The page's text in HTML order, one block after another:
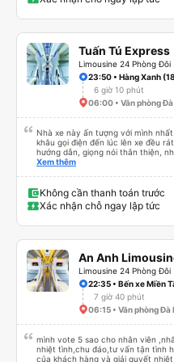
iu còn đổi cho mình phòng đơn
Tuấn Tú Express
Limousine 24 Phòng Đôi
23:50 • Hàng Xanh
6 giờ 10 phút
06:00 • Văn phòng
Nhà xe này ấn tượng với mình nhất
khâu gọi điện đến lúc lên xe đều
hướng dẫn, giọng nói thân thiện, nhẹ nhàng. Nằm trên xe
mái, chăn nệm nước suối đầy đủ.
nhưng các anh hướng dẫn mình
( vì đây là địa bàn của thế lực xe ôm
mình được chở xuống Ngã 3 thành , nơi
Xem thêm
Không cần thanh toán trước
Xác nhận chỗ ngay lập tức
An Anh
Limousine 24 Phòng Đôi
22:35 • Bến xe Miền
7 giờ 40 phút
06:15 • Văn phòng Đà
mình vote 5 sao cho nhân viên
nhiệt tình,chu đáo,tư vấn tận tình
của khách hàng và giải quyết